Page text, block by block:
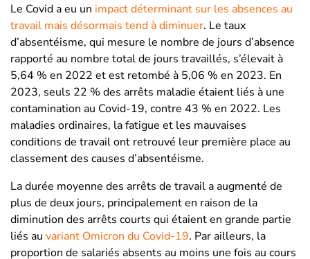
Le Covid a eu un impact déterminant sur les absences au
travail mais désormais tend à diminuer. Le taux
d’absentéisme, qui mesure le nombre de jours d’absence
rapporté au nombre total de jours travaillés, s’élevait à
5,64 % en 2022 et est retombé à 5,06 % en 2023. En
2023, seuls 22 % des arrêts maladie étaient liés à une
contamination au Covid-19, contre 43 % en 2022. Les
maladies ordinaires, la fatigue et les mauvaises
conditions de travail ont retrouvé leur première place au
classement des causes d’absentéisme​​.
La durée moyenne des arrêts de travail a augmenté de
plus de deux jours, principalement en raison de la
diminution des arrêts courts qui étaient en grande partie
liés au variant Omicron du Covid-19. Par ailleurs, la
proportion de salariés absents au moins une fois au cours